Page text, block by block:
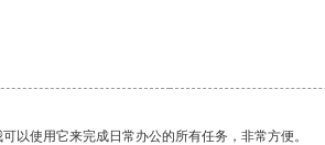
以使用它来完成日常办公的所有任务，非常方便。